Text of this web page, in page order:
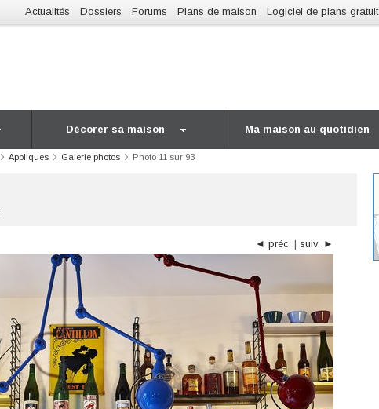
Actualités Dossiers Forums Plans de maison Logiciel de plans gratuit
Décorer sa maison Ma maison au quotidien
Appliques Galerie photos Photo 11 sur 93
◄ préc. | suiv. ►